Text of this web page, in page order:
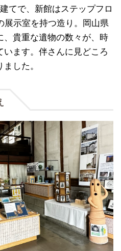
てで、新館はステップフロ
展示室を持つ造り。岡山県
、貴重な遺物の数々が、時
ます。伴さんに見どころ
した。